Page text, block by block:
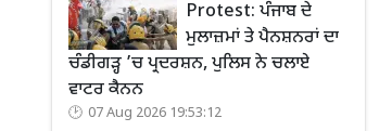
Protest: ਪੰਜਾਬ ਦੇ
ਮੁਲਾਜ਼ਮਾਂ ਤੇ ਪੈਨਸ਼ਨਰਾਂ ਦਾ
ਚੰਡੀਗੜ੍ਹ ’ਚ ਪ੍ਰਦਰਸ਼ਨ, ਪੁਲਿਸ ਨੇ ਚਲਾਏ
ਵਾਟਰ ਕੈਨਨ
07 Aug 2026 19:53:12